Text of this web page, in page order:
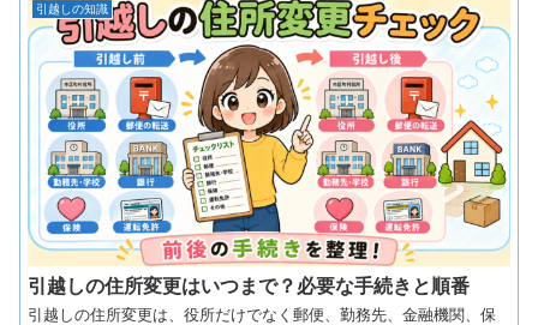
引越しの知識
引越しの住所変更はいつまで？必要な手続きと順番
引越しの住所変更は、役所だけでなく郵便、勤務先、金融機関、保